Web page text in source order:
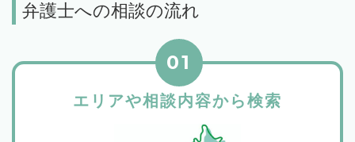
弁護士への相談の流れ
エリアや相談内容から検索
01